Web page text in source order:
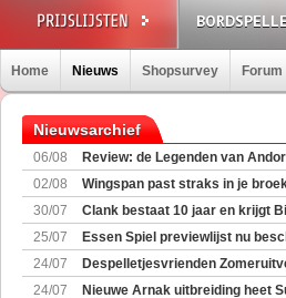
Home Nieuws Shopsurvey Forum
Nieuwsarchief
06/08
Review: de Legenden van
02/08
Wingspan past straks in je
30/07
Clank bestaat 10 jaar en krijgt
25/07
Essen Spiel previewlijst nu
24/07
Despelletjesvrienden
24/07
Nieuwe Arnak uitbreiding heet